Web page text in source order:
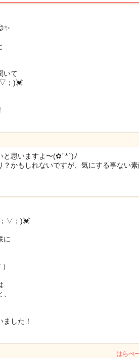
いて
；)💓
思いますよ〜(✿´꒳`)ﾉ
？かもしれないですが、気にする事ない
▽；)💓
に
した！
はらぺ